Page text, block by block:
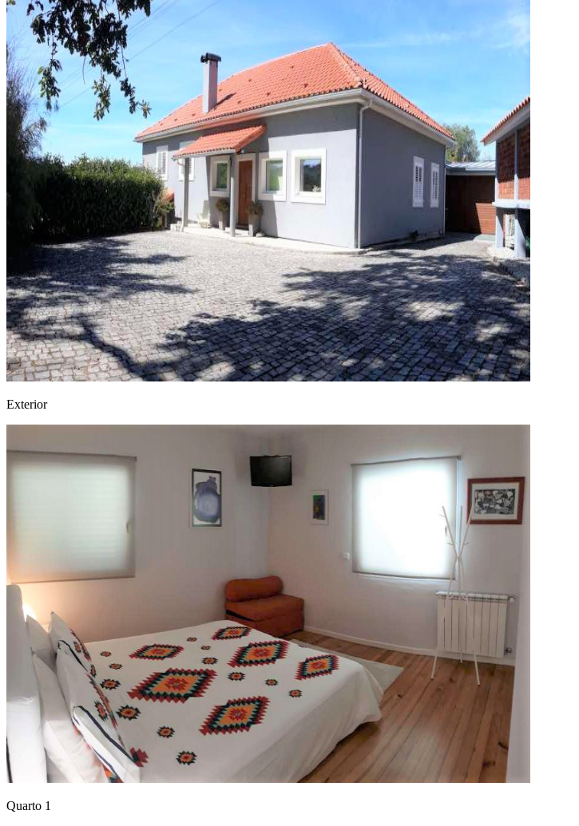
Exterior
Quarto 1